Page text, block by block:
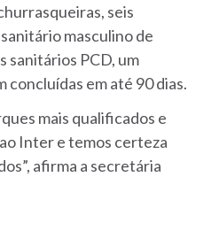
seis
masculino de
sanitários PCD, um
concluídas em até 90 dias.
mais qualificados e
Inter e temos certeza
afirma a secretária